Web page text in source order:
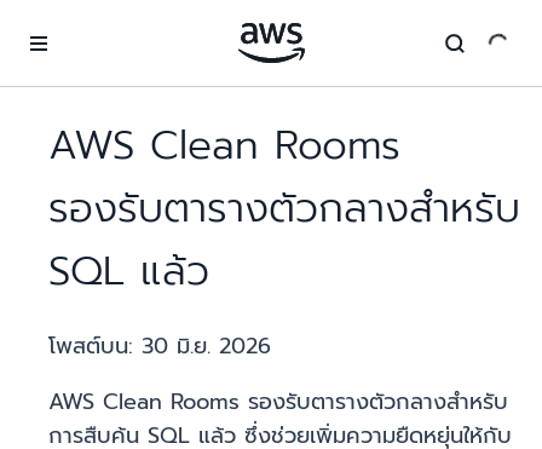
AWS Clean Rooms
รองรับตารางตัวกลางสำหรับ
SQL แล้ว
โพสต์บน: 30 มิ.ย. 2026
AWS Clean Rooms รองรับตารางตัวกลางสำหรับ
การสืบค้น SQL แล้ว ซึ่งช่วยเพิ่มความยืดหยุ่นให้กับ